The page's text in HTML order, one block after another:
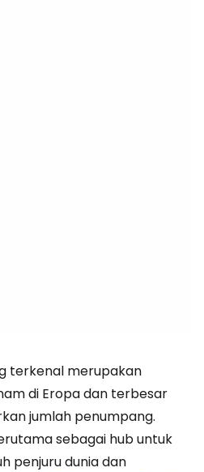
terkenal merupakan
di Eropa dan terbesar
jumlah penumpang.
sebagai hub untuk
penjuru dunia dan